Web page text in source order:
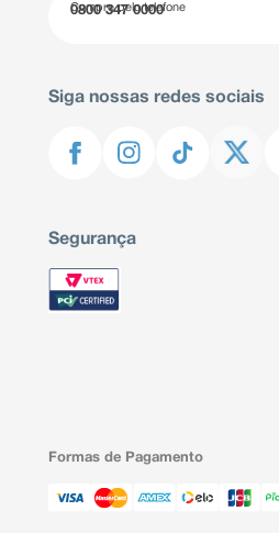
Compre pelo telefone
0800 347 0000
Siga nossas redes sociais
Segurança
Formas de Pagamento